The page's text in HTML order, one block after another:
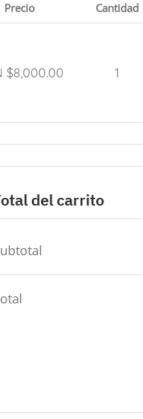
Precio Cantidad
$8,000.00 1
del carrito